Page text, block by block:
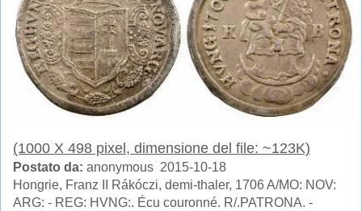
(1000 X 498 pixel, dimensione del file: ~123K)
Postato da: anonymous 2015-10-18
Hongrie, Franz II Rákóczi, demi-thaler, 1706 A/MO: NOV:
ARG: - REG: HVNG:. Écu couronné. R/.PATRONA. -